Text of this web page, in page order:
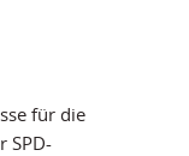
für die
SPD-